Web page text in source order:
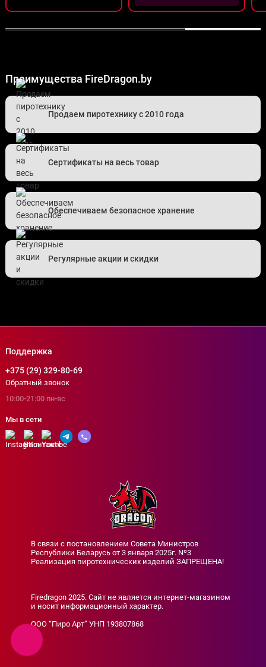
Преимущества FireDragon.by
Продаем пиротехнику с 2010 года
Сертификаты на весь товар
Обеспечиваем безопасное хранение
Регулярные акции и скидки
В связи с постановлением Совета Министров
Республики Беларусь от 3 января 2025г. Nº3
Реализация пиротехнических изделий ЗАПРЕЩЕНА!
Firedragon 2025. Сайт не является интернет-магазином
и носит информационный характер.
ООО “Пиро Арт” УНП 193807868
Поддержка
+375 (29) 329-80-69
Обратный звонок
10:00-21:00 пн-вс
Мы в сети